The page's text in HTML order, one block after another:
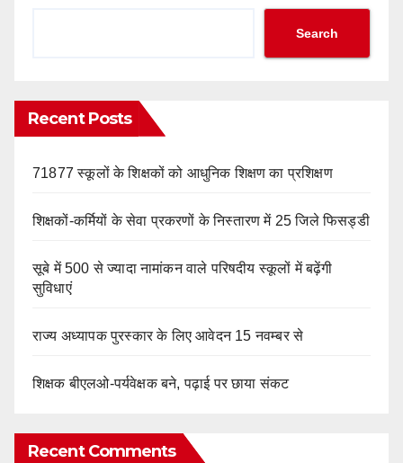
Search
Recent Posts
71877 स्कूलों के शिक्षकों को आधुनिक शिक्षण का प्रशिक्षण
शिक्षकों-कर्मियों के सेवा प्रकरणों के निस्तारण में 25 जिले फिसड्डी
सूबे में 500 से ज्यादा नामांकन वाले परिषदीय स्कूलों में बढ़ेंगी
सुविधाएं
राज्य अध्यापक पुरस्कार के लिए आवेदन 15 नवम्बर से
शिक्षक बीएलओ-पर्यवेक्षक बने, पढ़ाई पर छाया संकट
Recent Comments